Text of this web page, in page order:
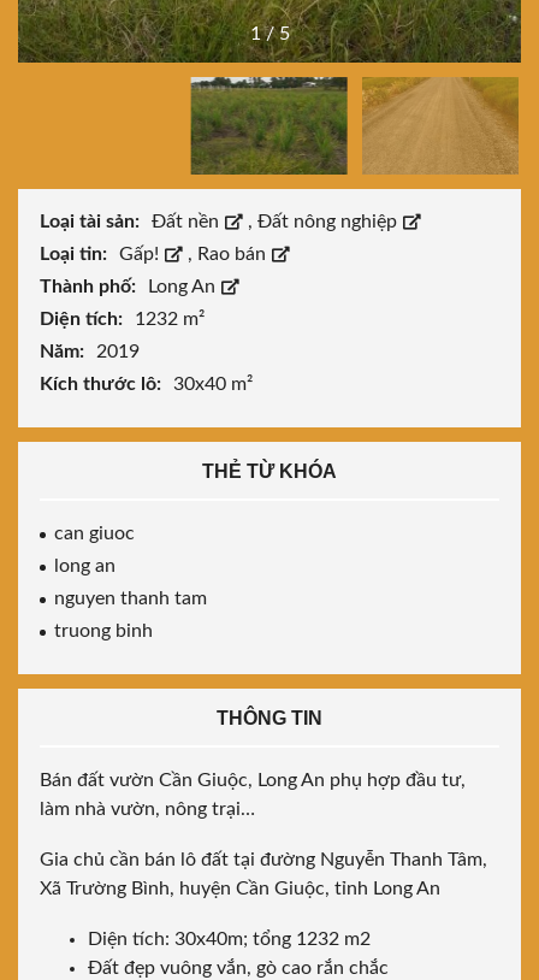
1/5
Loại tài sản: Đất nền , Đất nông nghiệp
Loại tin:
Gấp! , Rao bán
Thành phố:
Long An
Diện tích:
1232 m²
Năm:
2019
Kích thước lô:
30x40 m²
THẺ TỪ KHÓA
can giuoc
long an
nguyen thanh tam
truong binh
THÔNG TIN
Bán đất vườn Cần Giuộc, Long An phụ hợp đầu tư,
làm nhà vườn, nông trại…
Gia chủ cần bán lô đất tại đường Nguyễn Thanh Tâm,
Xã Trường Bình, huyện Cần Giuộc, tỉnh Long An
Diện tích: 30x40m; tổng 1232 m2
Đất đẹp vuông vắn, gò cao rắn chắc